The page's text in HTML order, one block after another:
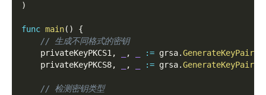
)
func main( )
{
// 生成不同格式的密钥
    privateKeyPKCS1
, , := grsa.GenerateKeyPair
    privateKeyPKCS8
, , := grsa.
// 检测密钥类型